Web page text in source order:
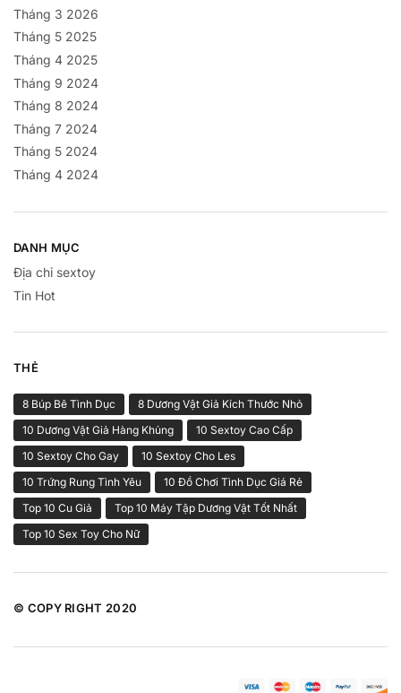
Tháng 3 2026
Tháng 5 2025
Tháng 4 2025
Tháng 9 2024
Tháng 8 2024
Tháng 7 2024
Tháng 5 2024
Tháng 4 2024
DANH MỤC
Địa chỉ sextoy
Tin Hot
THẺ
8 Búp Bê Tình Dục
8 Dương Vật Giả Kích Thước Nhỏ
10 Dương Vật Giả Hàng Khủng
10 Sextoy Cao Cấp
10 Sextoy Cho Gay
10 Sextoy Cho Les
10 Trứng Rung Tình Yêu
10 Đồ Chơi Tình Dục Giá Rẻ
Top 10 Cu Giả
Top 10 Máy Tập Dương Vật Tốt Nhất
Top 10 Sex Toy Cho Nữ
© COPY RIGHT 2020